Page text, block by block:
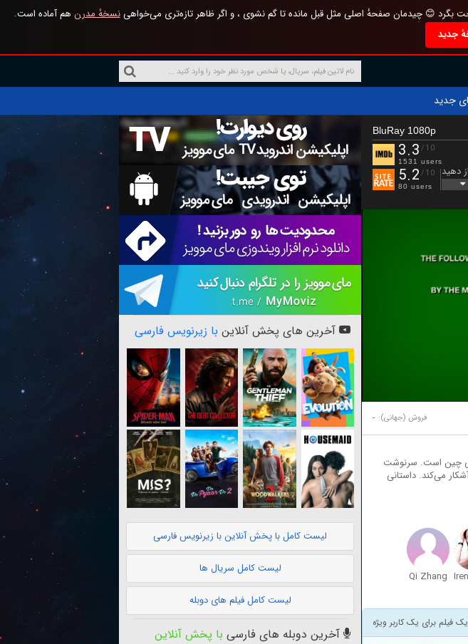
بگرد 😊 چیدمان صفحهٔ اصلی مثل قبل مانده تا گم نشوی ، و اگر ظاهر تازه‌تری می‌خواهینسخهٔ مدرن هم آماده است.
جدید
جدید
BluRay 1080p
3.3 /10
1531 users
5.2 /10
80 users
دهید
فروش (جهانی): -
731 ارتش ژاپن در شمال شرقی چین است. سرنوشت
می‌کند. داستانی
Qi Zhang
آخرین های پخش آنلاین با زیرنویس فارسی
لیست کامل با پخش آنلاین با زیرنویس فارسی
لیست کامل سریال ها
لیست کامل فیلم های دوبله
آخرین دوبله های فارسی با پخش آنلاین